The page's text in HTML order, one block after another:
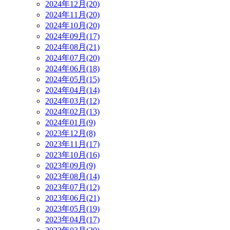
2024年12月(20)
2024年11月(20)
2024年10月(20)
2024年09月(17)
2024年08月(21)
2024年07月(20)
2024年06月(18)
2024年05月(15)
2024年04月(14)
2024年03月(12)
2024年02月(13)
2024年01月(9)
2023年12月(8)
2023年11月(17)
2023年10月(16)
2023年09月(9)
2023年08月(14)
2023年07月(12)
2023年06月(21)
2023年05月(19)
2023年04月(17)